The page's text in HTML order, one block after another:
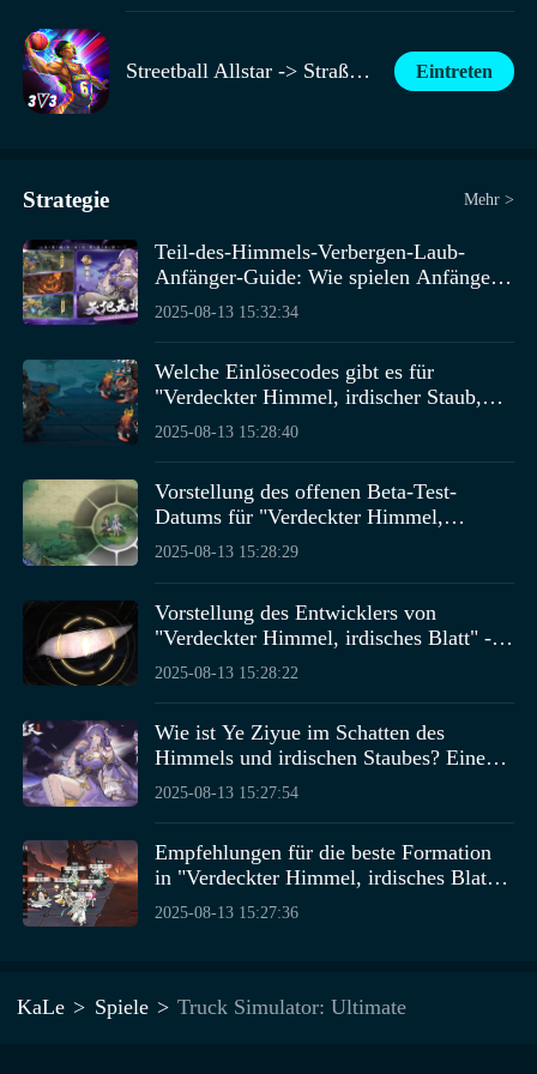
Streetball Allstar -> Straßenball Allstar Eintreten
Strategie Mehr >
Teil-des-Himmels-Verbergen-Laub-
Anfänger-Guide: Wie spielen Anfänger
Teil-des-Himmels-Verbergen-Laub
2025-08-13 15:32:34
Welche Einlösecodes gibt es für
"Verdeckter Himmel, irdischer Staub,
ein Blatt"? Teilen von Geschenkpack-
2025-08-13 15:28:40
Vorstellung des offenen Beta-Test-
Datums für "Verdeckter Himmel,
irdisches Blatt" Wann beginnt der offene
2025-08-13 15:28:29
Vorstellung des Entwicklers von
"Verdeckter Himmel, irdisches Blatt" -
Wer ist der Entwickler von "Verdeckter
2025-08-13 15:28:22
Wie ist Ye Ziyue im Schatten des
Himmels und irdischen Staubes? Eine
Einführung zu Ye Ziyue im Schatten des
2025-08-13 15:27:54
Empfehlungen für die beste Formation
in "Verdeckter Himmel, irdisches Blatt"
– Teile die stärkste Formation in
2025-08-13 15:27:36
KaLe Spiele Truck Simulator: Ultimate